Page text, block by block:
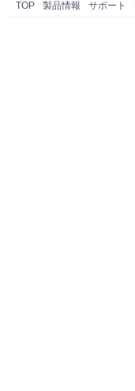
TOP 製品情報 サポート